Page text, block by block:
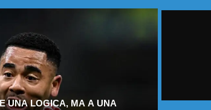
UNA LOGICA, MA A UNA